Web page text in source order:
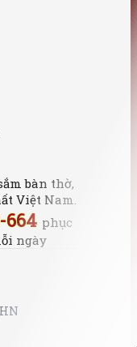
bàn thờ,
Việt Nam.
664 phục
ngày